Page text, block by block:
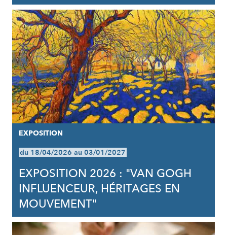
EXPOSITION
du 18/04/2026 au 03/01/2027
EXPOSITION 2026 : "VAN GOGH
INFLUENCEUR, HÉRITAGES EN
MOUVEMENT"